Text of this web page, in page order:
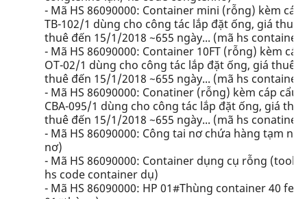
- Mã HS 86090000: Container mini (rỗng) kèm
TB-102/1 dùng cho công tác lắp đặt ống, giá thuê
thuê đến 15/1/2018 ~655 ngày... (mã hs
- Mã HS 86090000: Container 10FT (rỗng) kèm
OT-02/1 dùng cho công tác lắp đặt ống, giá thuê
thuê đến 15/1/2018 ~655 ngày... (mã hs
- Mã HS 86090000: Conatiner (rỗng) kèm cáp cẩu
CBA-095/1 dùng cho công tác lắp đặt ống, giá
thuê đến 15/1/2018 ~655 ngày... (mã hs
- Mã HS 86090000: Công tai nơ chứa hàng tạm
nơ)
- Mã HS 86090000: Container dụng cụ rỗng
hs code container dụ)
- Mã HS 86090000: HP 01#Thùng container 40